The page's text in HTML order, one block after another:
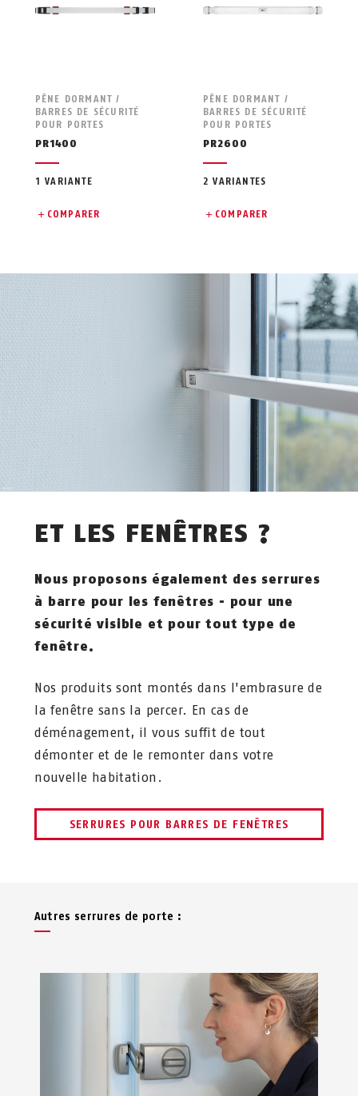
PÊNE DORMANT /
BARRES DE SÉCURITÉ
POUR PORTES
PR1400
1 VARIANTE
COMPARER
PÊNE DORMANT /
BARRES DE SÉCURITÉ
POUR PORTES
PR2600
2 VARIANTES
COMPARER
ET LES FENÊTRES ?
Nous proposons également des serrures
à barre pour les fenêtres - pour une
sécurité visible et pour tout type de
fenêtre.
Nos produits sont montés dans l'embrasure de
la fenêtre sans la percer. En cas de
déménagement, il vous suffit de tout
démonter et de le remonter dans votre
nouvelle habitation.
SERRURES POUR BARRES DE FENÊTRES
Autres serrures de porte :